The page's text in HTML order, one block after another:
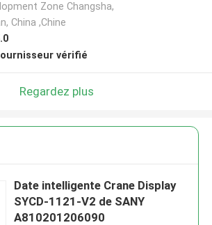
Zone Changsha,
China ,Chine
vérifié
Regardez plus
Date intelligente Crane Display
SYCD-1121-V2 de SANY
A810201206090